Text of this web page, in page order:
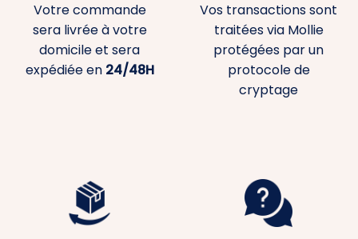
Votre commande
sera livrée à votre
domicile et sera
expédiée en 24/48H
Vos transactions sont
traitées via Mollie
protégées par un
protocole de
cryptage